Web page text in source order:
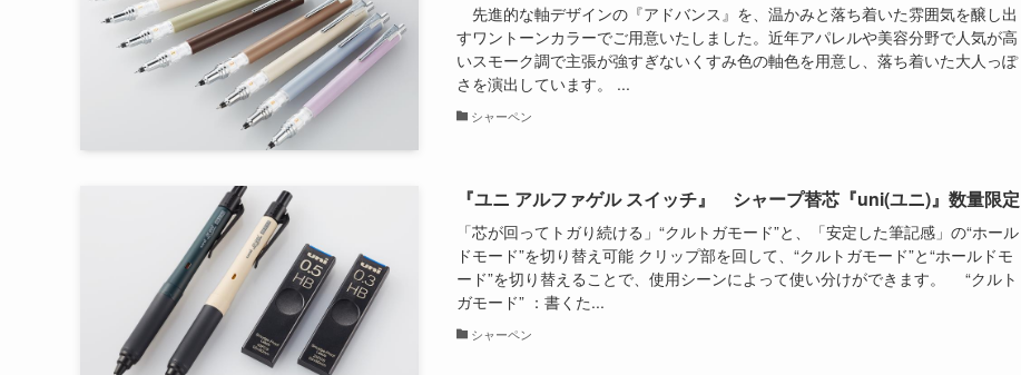
先進的な軸デザインの『アドバンス』を、温かみと落ち着いた雰囲気を醸し出
すワントーンカラーでご用意いたしました。近年アパレルや美容分野で人気が高
いスモーク調で主張が強すぎないくすみ色の軸色を用意し、落ち着いた大人っぽ
さを演出しています。 ...
シャーペン
『ユニ アルファゲル スイッチ』 シャープ替芯『uni(ユニ)』数量限定
「芯が回ってトガり続ける」“クルトガモード”と、「安定した筆記感」の“ホール
ドモード”を切り替え可能 クリップ部を回して、“クルトガモード”と“ホールドモ
ード”を切り替えることで、使用シーンによって使い分けができます。 “クルト
ガモード” ：書くた...
シャーペン